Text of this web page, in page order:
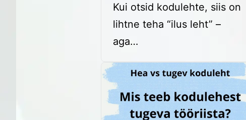
Kui otsid kodulehte, siis on
lihtne teha “ilus leht” –
aga…